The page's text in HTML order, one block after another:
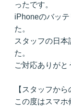
ったです。
iPhoneのバッ
た。
スタッフの日
た。
ご対応ありがと
【スタッフから
この度はスマ